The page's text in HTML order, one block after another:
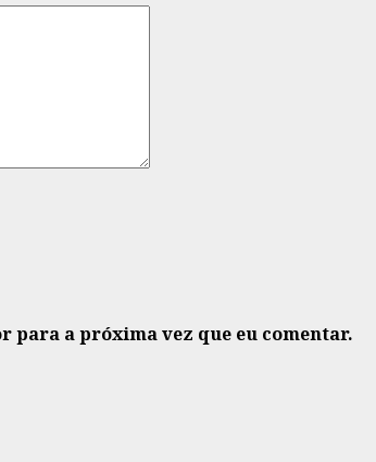
para a próxima vez que eu comentar.